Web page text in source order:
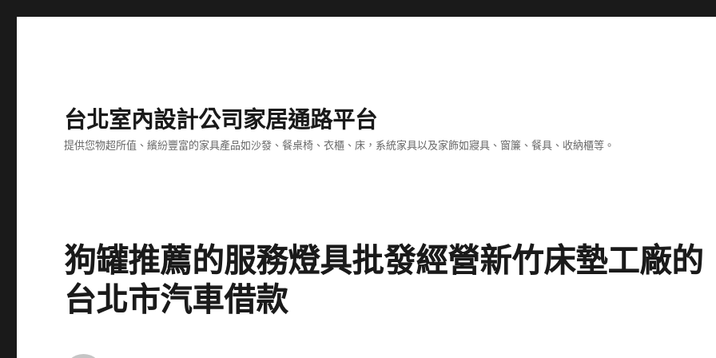
台北室內設計公司家居通路平台
提供您物超所值、繽紛豐富的家具產品如沙發、餐桌椅、衣櫃、床，系統家具以及家飾如寢具、窗簾、餐具、收納櫃等。
狗罐推薦的服務燈具批發經營新竹床墊工廠的
台北市汽車借款